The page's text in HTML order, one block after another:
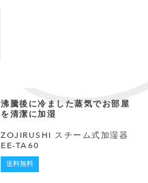
沸騰後に冷ました蒸気でお部屋
を清潔に加湿
ZOJIRUSHI スチーム式加湿器
EE-TA60
送料無料